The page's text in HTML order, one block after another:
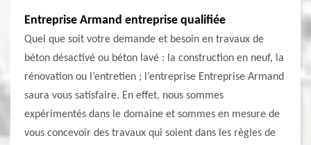
Entreprise Armand entreprise qualifiée
Quel que soit votre demande et besoin en travaux de
béton désactivé ou béton lavé : la construction en neuf, la
rénovation ou l’entretien ; l’entreprise Entreprise Armand
saura vous satisfaire. En effet, nous sommes
expérimentés dans le domaine et sommes en mesure de
vous concevoir des travaux qui soient dans les règles de